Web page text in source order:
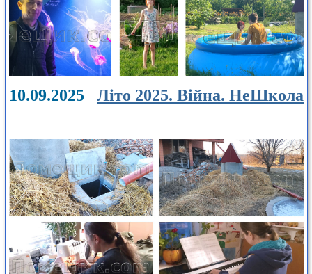
10.09.2025 Літо 2025. Війна. НеШкола